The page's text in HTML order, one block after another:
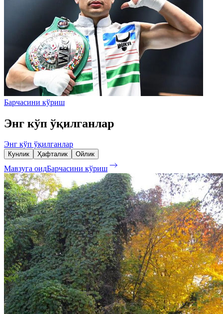
Барчасини кўриш
Энг кўп ўқилганлар
Энг кўп ўқилганлар
Кунлик Ҳафталик Ойлик
Мавзуга оидБарчасини кўриш